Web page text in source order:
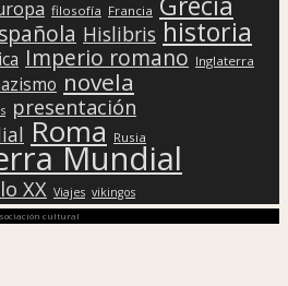
filosofía Francia
Hislibris historia
Imperio romano Inglaterra
novela
presentación
Roma Rusia
Mundial
XX Viajes vikingos
cultural